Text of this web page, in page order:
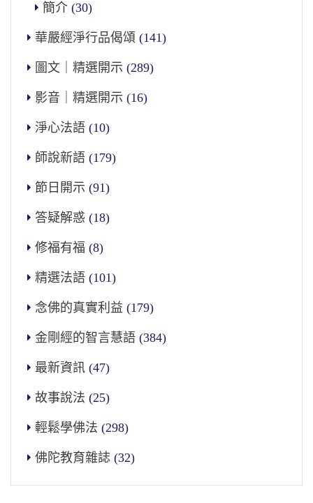
簡介 (30)
華嚴經淨行品偈頌 (141)
圖文｜精選開示 (289)
影音｜精選開示 (16)
淨心法語 (10)
師說新語 (179)
節日開示 (91)
答疑解惑 (18)
修福有福 (8)
精選法語 (101)
念佛的真實利益 (179)
金剛經的智言慧語 (384)
最新資訊 (47)
故事說法 (25)
輕鬆學佛法 (298)
佛陀教育雜誌 (32)